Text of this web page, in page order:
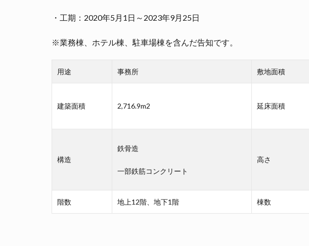
・工期：2020年5月1日～2023年9月25日
※業務棟、ホテル棟、駐車場棟を含んだ告知です。
用途 事務所 敷地面積
建築面積 2,716.9m2 延床面積
構造
鉄骨造
一部鉄筋コンクリート
高さ
階数 地上12階、地下1階 棟数